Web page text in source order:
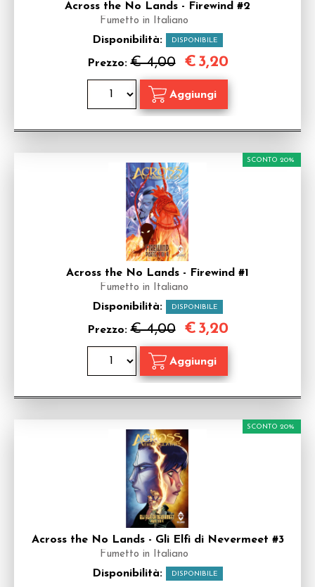
Across the No Lands - Firewind #2
Fumetto in Italiano
Disponibilità: DISPONIBILE
Prezzo:€ 4,00 € 3,20
Across the No Lands - Firewind #1
Fumetto in Italiano
Disponibilità: DISPONIBILE
Prezzo:€ 4,00
SCONTO 20%
€ 3,20
Across the No Lands - Gli Elfi di Nevermeet #3
Fumetto in Italiano
Disponibilità: DISPONIBILE
SCONTO 20%